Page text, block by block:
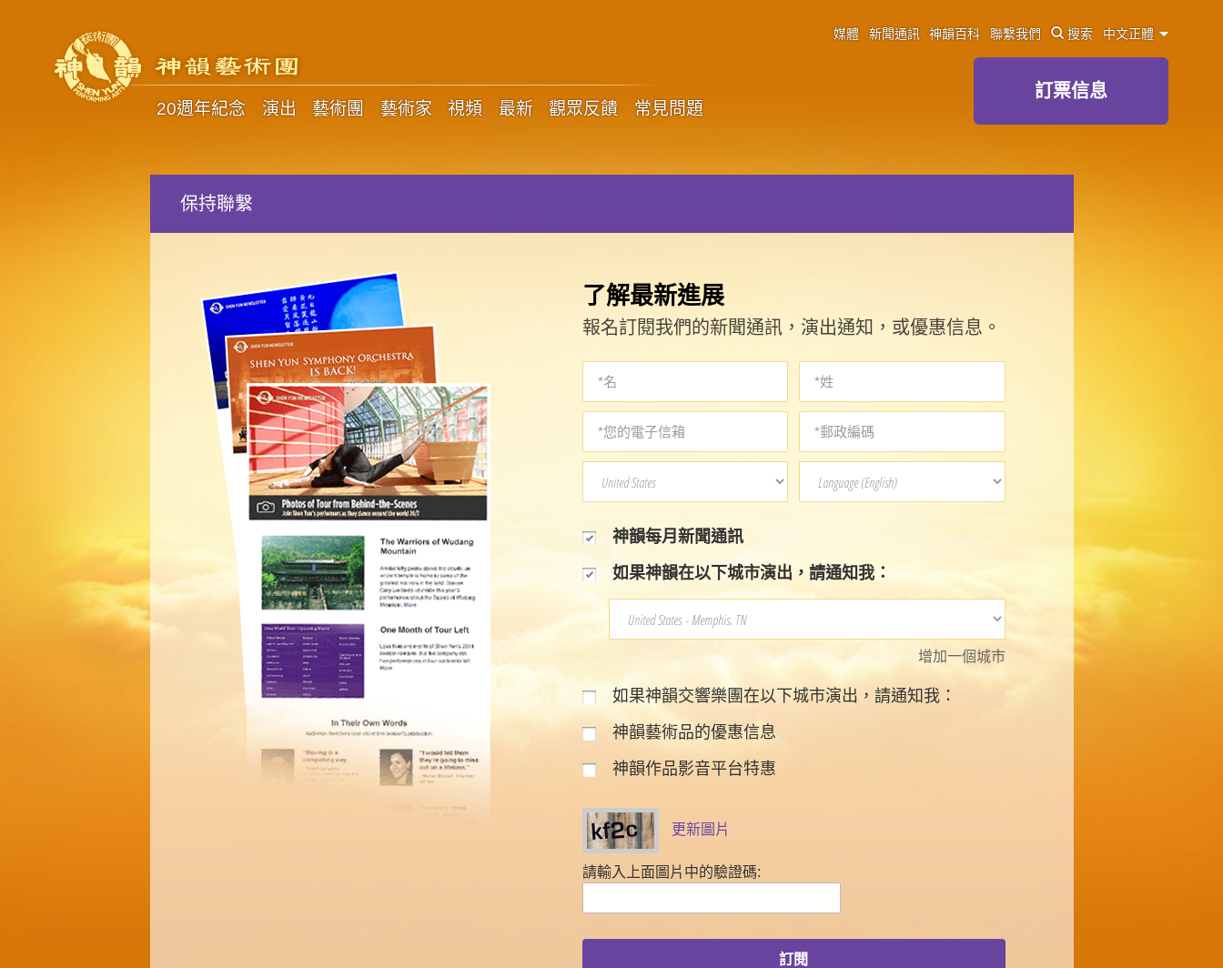
20週年紀念 演出 藝術團 藝術家 視頻 最新 觀眾反饋 常見問題
媒體 新聞通訊 神韻百科 聯繫我們 搜索 中文正體
訂票信息
保持聯繫
了解最新進展
報名訂閱我們的新聞通訊，演出通知，或優惠信息。
神韻每月新聞通訊
如果神韻在以下城市演出，請通知我：
增加一個城市
如果神韻交響樂團在以下城市演出，請通知我：
神韻藝術品的優惠信息
神韻作品影音平台特惠
更新圖片
請輸入上面圖片中的驗證碼:
訂閱